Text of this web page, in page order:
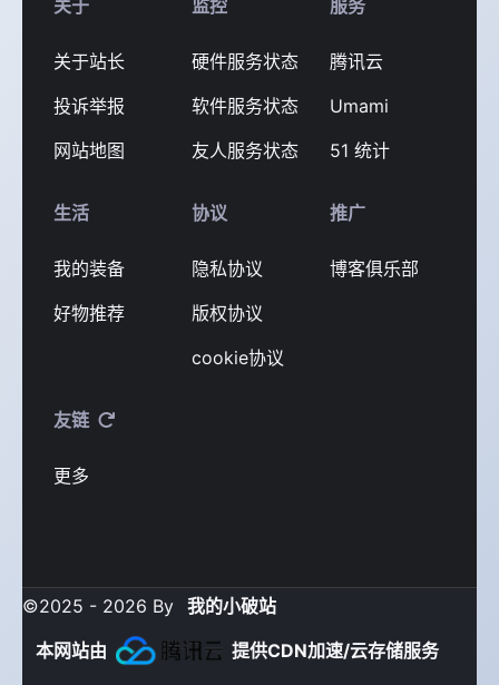
关于
关于站长
投诉举报
网站地图
监控
硬件服务状态
软件服务状态
友人服务状态
服务
腾讯云
Umami
51 统计
生活
我的装备
好物推荐
协议
隐私协议
版权协议
cookie协议
推广
博客俱乐部
友链
更多
©2025 - 2026 By 我的小破站
本网站由
提供CDN加速/云存储服务